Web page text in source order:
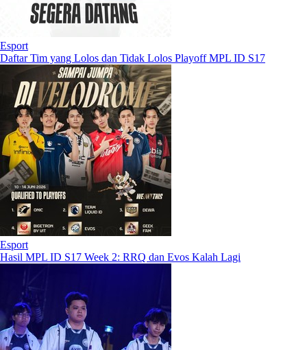
Esport
Daftar Tim yang Lolos dan Tidak Lolos Playoff MPL ID S17
Esport
Hasil MPL ID S17 Week 2: RRQ dan Evos Kalah Lagi